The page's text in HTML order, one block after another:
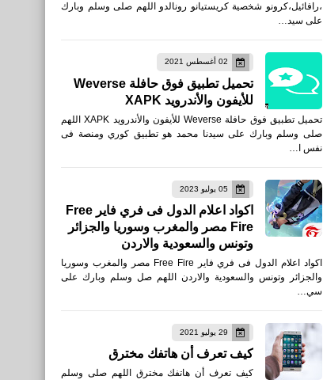
،رافائيل،كرونو شخصية كريستيانو رونالدو اللهم صلى وسلم وبارك
على سيد…
02 أغسطس 2021
تحميل تطبيق فوق حافلة Weverse
للأيفون والأندرويد XAPK
تحميل تطبيق فوق حافلة Weverse للأيفون والأندرويد XAPK اللهم
صلى وسلم وبارك على سيدنا محمد هو تطبيق كوري ومنصة فى
نفس ا…
05 يوليو 2023
اكواد اعلام الدول فى فري فاير Free
Fire مصر والمغرب وسوريا والجزائر
وتونس والسعودية والاردن
اكواد اعلام الدول فى فري فاير Free Fire مصر والمغرب وسوريا
والجزائر وتونس والسعودية والاردن اللهم صل وسلم وبارك على
سي…
29 يوليو 2021
كيف تعرف أن هاتفك مخترق
كيف تعرف أن هاتفك مخترق اللهم صلى وسلم
مقالات
تعرف على أربعون حكمة صينية
في التحفيز والتفاؤل
الرئيسية
ماهو اسم ونسب الرسول صلى
الله عليه وسلم كاملا
اخبار